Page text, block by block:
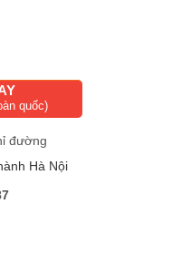
quốc)
đường
Hà Nội